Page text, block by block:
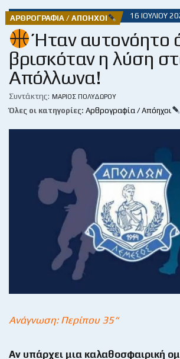
ΑΡΘΡΟΓΡΑΦΊΑ / ΑΠΌΗΧΟΙ 16 ΙΟΥΛΊΟΥ
Ήταν αυτονόητο
βρισκόταν η λύση
Απόλλωνα!
Συντάκτης: ΜΆΡΙΟΣ ΠΟΛΥΔΏΡΟΥ
Όλες οι κατηγορίες: Αρθρογραφία / Απόηχοι
Ανάγνωση: Περίπου 35“
Αν υπάρχει μια καλαθοσφαιρική